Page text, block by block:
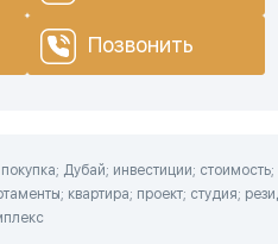
Позвонить
Дубай; инвестиции;
квартира; проект; студия;